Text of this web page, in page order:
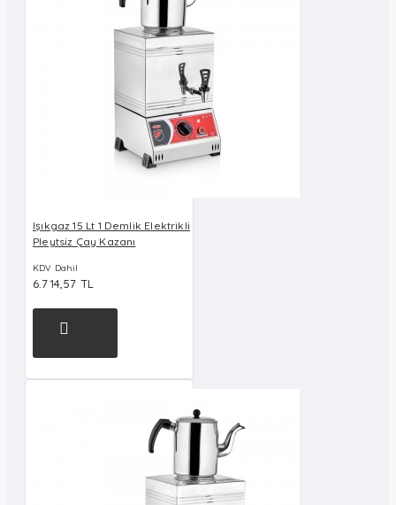
Işıkgaz 15 Lt 1 Demlik Elektrikli
Pleytsiz Çay Kazanı
KDV Dahil
6.714,57 TL